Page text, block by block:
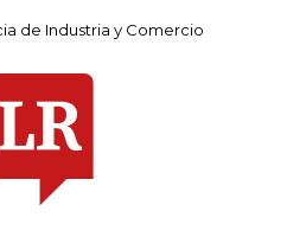
de Industria y Comercio